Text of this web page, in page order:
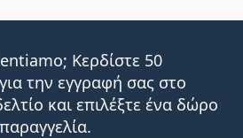
Κερδίστε 50
την εγγραφή σας στο
και επιλέξτε ένα δώρο